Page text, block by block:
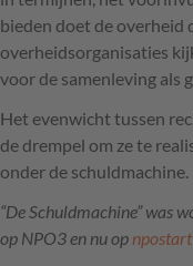
bieden doet de overheid
overheidsorganisaties
voor de samenleving als
Het evenwicht tussen
de drempel om ze te
onder de schuldmachine.
“De Schuldmachine” was
op NPO3 en nu op npostart